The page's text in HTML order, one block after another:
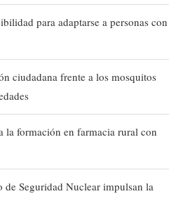
para adaptarse a personas con
ciudadana frente a los mosquitos
la formación en farmacia rural con
de Seguridad Nuclear impulsan la